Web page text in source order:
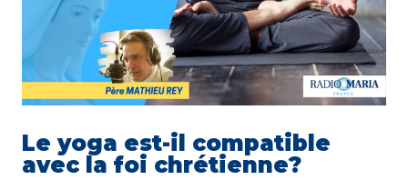
Le yoga est-il compatible
avec la foi chrétienne?